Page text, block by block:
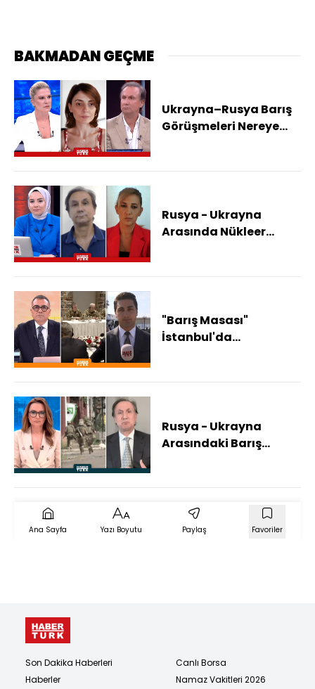
BAKMADAN GEÇME
Ukrayna–Rusya Barış
Görüşmeleri Nereye
Rusya - Ukrayna
Arasında Nükleer
"Barış Masası"
İstanbul'da
Olacak?
Rusya - Ukrayna
Arasındaki Barış
Ana Sayfa Yazı Boyutu Paylaş Favoriler
Son Dakika Haberleri
Haberler
Canlı Borsa
Namaz Vakitleri 2026